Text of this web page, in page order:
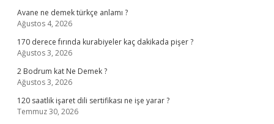
Avane ne demek türkçe anlamı ?
Ağustos 4, 2026
170 derece fırında kurabiyeler kaç dakikada pişer ?
Ağustos 3, 2026
2 Bodrum kat Ne Demek ?
Ağustos 3, 2026
120 saatlik işaret dili sertifikası ne işe yarar ?
Temmuz 30, 2026